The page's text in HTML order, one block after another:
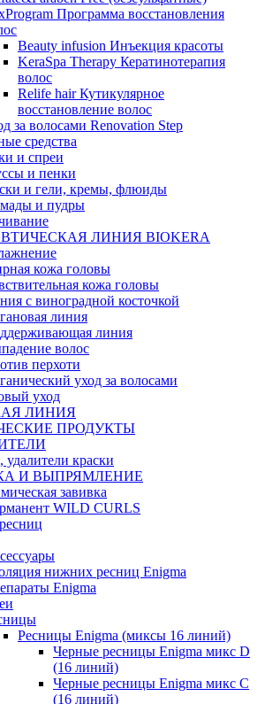
Программа восстановления
Beauty infusion Инъекция красоты
KeraSpa Therapy Кератинотерапия
волос
Relife hair Кутикулярное
восстановление волос
за волосами Renovation Step
средства
и спреи
и пенки
и гели, кремы, флюиды
и пудры
ЛИНИЯ BIOKERA
кожа головы
кожа головы
c виноградной косточкой
линия
линия
волос
перхоти
уход за волосами
уход
ЛИНИЯ
ПРОДУКТЫ
удалители краски
И ВЫПРЯМЛЕНИЕ
завивка
WILD CURLS
нижних ресниц Enigma
Enigma
Ресницы Enigma (миксы 16 линий)
Черные ресницы Enigma микс D
(16 линий)
Черные ресницы Enigma микс C
(16 линий)